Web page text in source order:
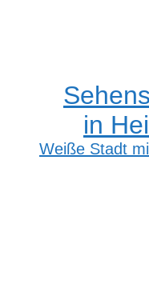
in
Weiße Stadt